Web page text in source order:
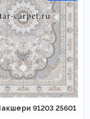
91203 25601